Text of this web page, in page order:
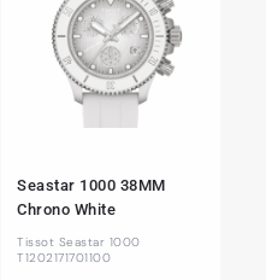
Seastar 1000 38MM
Chrono White
Tissot Seastar 1000
T1202171701100